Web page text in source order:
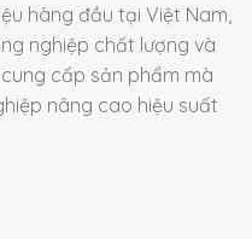
hàng đầu tại Việt Nam,
nghiệp chất lượng và
cấp sản phẩm mà
nâng cao hiệu suất